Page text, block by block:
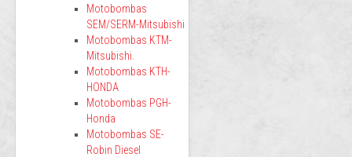
Motobombas
SEM/SERM-Mitsubishi
Motobombas KTM-
Mitsubishi.
Motobombas KTH-
HONDA
Motobombas PGH-
Honda
Motobombas SE-
Robin Diesel